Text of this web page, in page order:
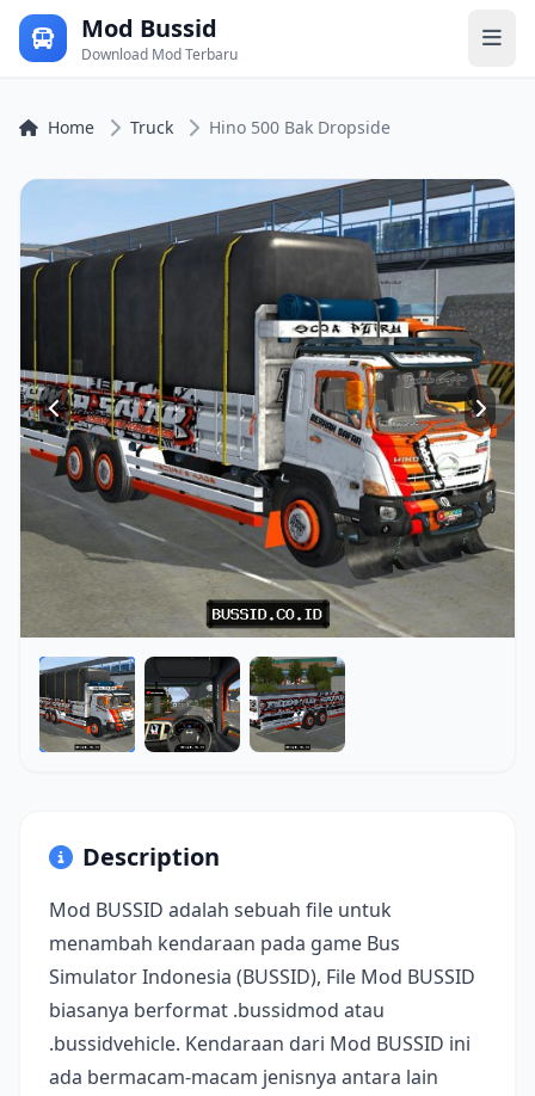
Mod Bussid
Download Mod Terbaru
Home Truck Hino 500 Bak Dropside
Description
Mod BUSSID adalah sebuah file untuk
menambah kendaraan pada game Bus
Simulator Indonesia (BUSSID), File Mod BUSSID
biasanya berformat .bussidmod atau
.bussidvehicle. Kendaraan dari Mod BUSSID ini
ada bermacam-macam jenisnya antara lain